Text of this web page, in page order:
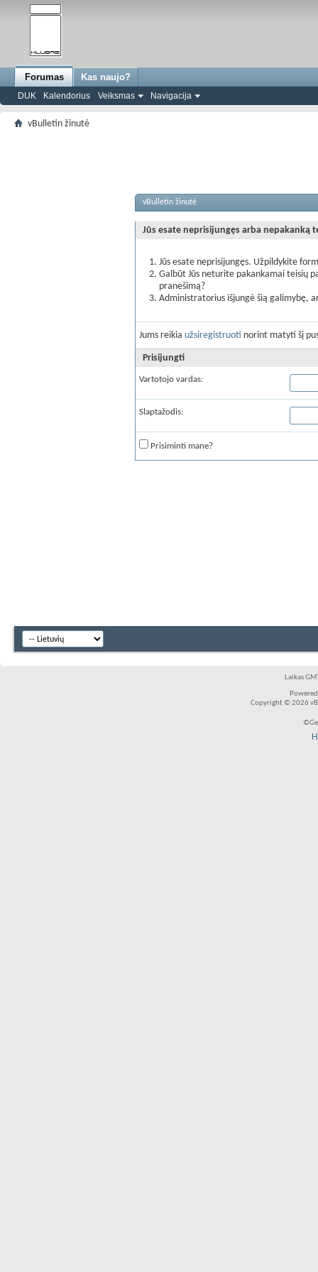
Forumas
DUK Kalendorius Veiksmas Navigacija
Kas naujo?
vBulletin žinutė
vBulletin žinutė
Jūs esate neprisijungęs arba nepakanką
Jūs esate neprisijungęs. Užpildykite
Galbūt Jūs neturite pakankamai teisių
pranešimą?
Administratorius išjungė šią galimybę,
Jums reikia užsiregistruoti norint matyti šį
Prisijungti
Vartotojo vardas:
Slaptažodis:
Prisiminti mane?
Laikas
Copyright © 2026